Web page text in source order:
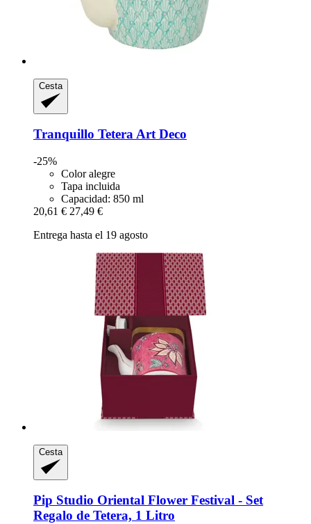
Cesta
Tranquillo Tetera Art Deco
-25%
Color alegre
Tapa incluida
Capacidad: 850 ml
20,61 € 27,49 €
Entrega hasta el 19 agosto
Cesta
Pip Studio Oriental Flower Festival -​ Set
Regalo de Tetera, 1 Litro